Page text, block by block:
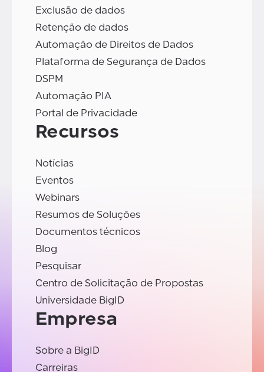
Exclusão de dados
Retenção de dados
Automação de Direitos de Dados
Plataforma de Segurança de Dados
DSPM
Automação PIA
Portal de Privacidade
Recursos
Notícias
Eventos
Webinars
Resumos de Soluções
Documentos técnicos
Blog
Pesquisar
Centro de Solicitação de Propostas
Universidade BigID
Empresa
Sobre a BigID
Carreiras